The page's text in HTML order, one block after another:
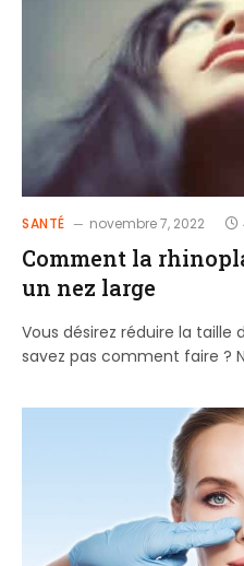
SANTÉ novembre 7, 2022
Comment la
un nez large
Vous désirez réduire la taille
savez pas comment faire ?